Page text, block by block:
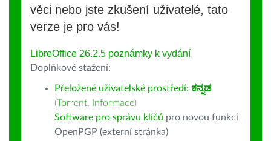
věci nebo jste zkušení uživatelé, tato
verze je pro vás!
LibreOffice 26.2.5 poznámky k vydání
Doplňkové stažení:
Přeložené uživatelské prostředí: ಕನ್ನಡ
(Torrent, Informace)
Software pro správu klíčů pro novou funkci
OpenPGP (externí stránka)